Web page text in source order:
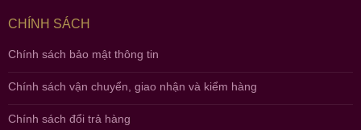
CHÍNH SÁCH
Chính sách bảo mật thông tin
Chính sách vận chuyển, giao nhận và kiểm hàng
Chính sách đổi trả hàng